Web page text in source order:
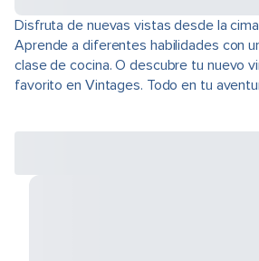
Disfruta de nuevas vistas desde la
Aprende a diferentes habilidades con
clase de cocina. O descubre tu nuevo
favorito en Vintages. Todo en tu